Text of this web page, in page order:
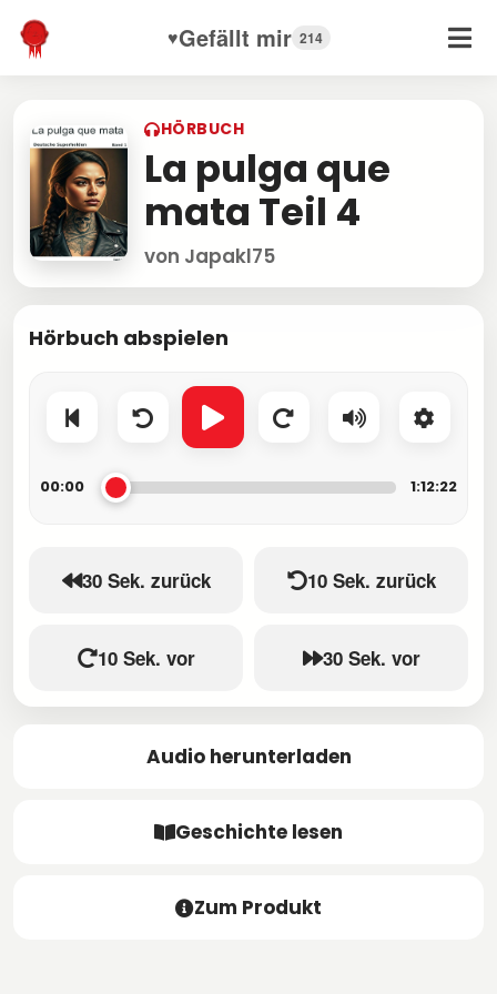
♥Gefällt mir 214
HÖRBUCH
La pulga que
mata Teil 4
von Japakl75
Hörbuch abspielen
00:00 1:12:22
30 Sek. zurück 10 Sek. zurück
10 Sek. vor 30 Sek. vor
Audio herunterladen
Geschichte lesen
Zum Produkt